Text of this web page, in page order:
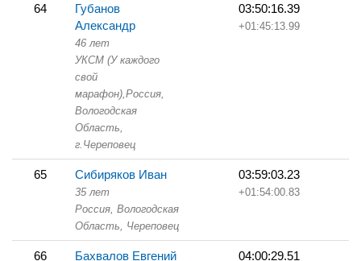
64
Губанов
Александр
46 лет
УКСМ (У каждого
свой
марафон),Россия,
Вологодская
Область,
г.Череповец
03:50:16.39
+01:45:13.99
65 Сибиряков Иван
35 лет
Россия, Вологодская
Область, Череповец
03:59:03.23
+01:54:00.83
66 Бахвалов Евгений 04:00:29.51